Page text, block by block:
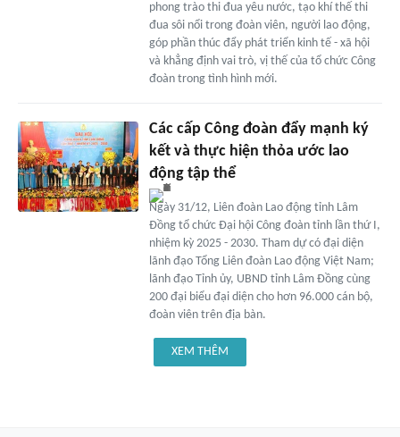
phong trào thi đua yêu nước, tạo khí thế thi
đua sôi nổi trong đoàn viên, người lao động,
góp phần thúc đẩy phát triển kinh tế - xã hội
và khẳng định vai trò, vị thế của tổ chức Công
đoàn trong tình hình mới.
Các cấp Công đoàn đẩy mạnh ký
kết và thực hiện thỏa ước lao
động tập thể
Ngày 31/12, Liên đoàn Lao động tỉnh Lâm
Đồng tổ chức Đại hội Công đoàn tỉnh lần thứ I,
nhiệm kỳ 2025 - 2030. Tham dự có đại diện
lãnh đạo Tổng Liên đoàn Lao động Việt Nam;
lãnh đạo Tỉnh ủy, UBND tỉnh Lâm Đồng cùng
200 đại biểu đại diện cho hơn 96.000 cán bộ,
đoàn viên trên địa bàn.
XEM THÊM